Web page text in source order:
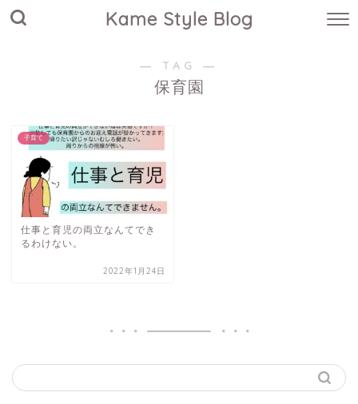
Kame Style Blog
― TAG ―
保育園
子育て
仕事と育児の両立なんてでき
るわけない。
2022年1月24日